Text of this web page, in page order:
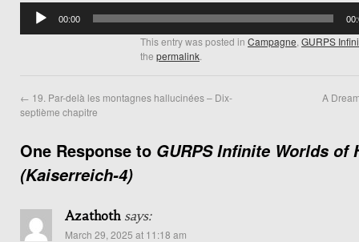
Audio
Player
00:00
This entry was posted in Campagne GURPS
the permalink
← 19. Par-delà les montagnes hallucinées – Dix-
septième chapitre
A
One Response to GURPS Infinite Worlds of
(Kaiserreich-4)
Azathoth says:
March 29, 2025 at 11:18 am